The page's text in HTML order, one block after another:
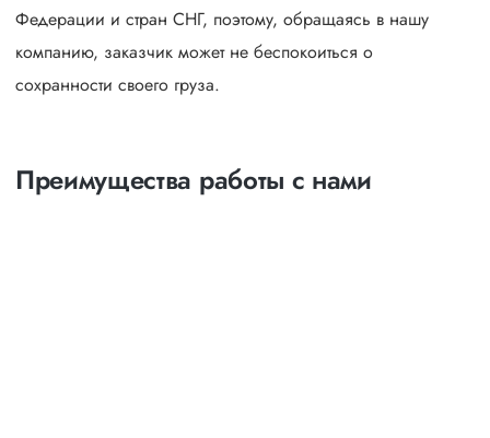
Федерации и стран СНГ, поэтому, обращаясь в нашу
компанию, заказчик может не беспокоиться о
сохранности своего груза.
Преимущества работы с нами